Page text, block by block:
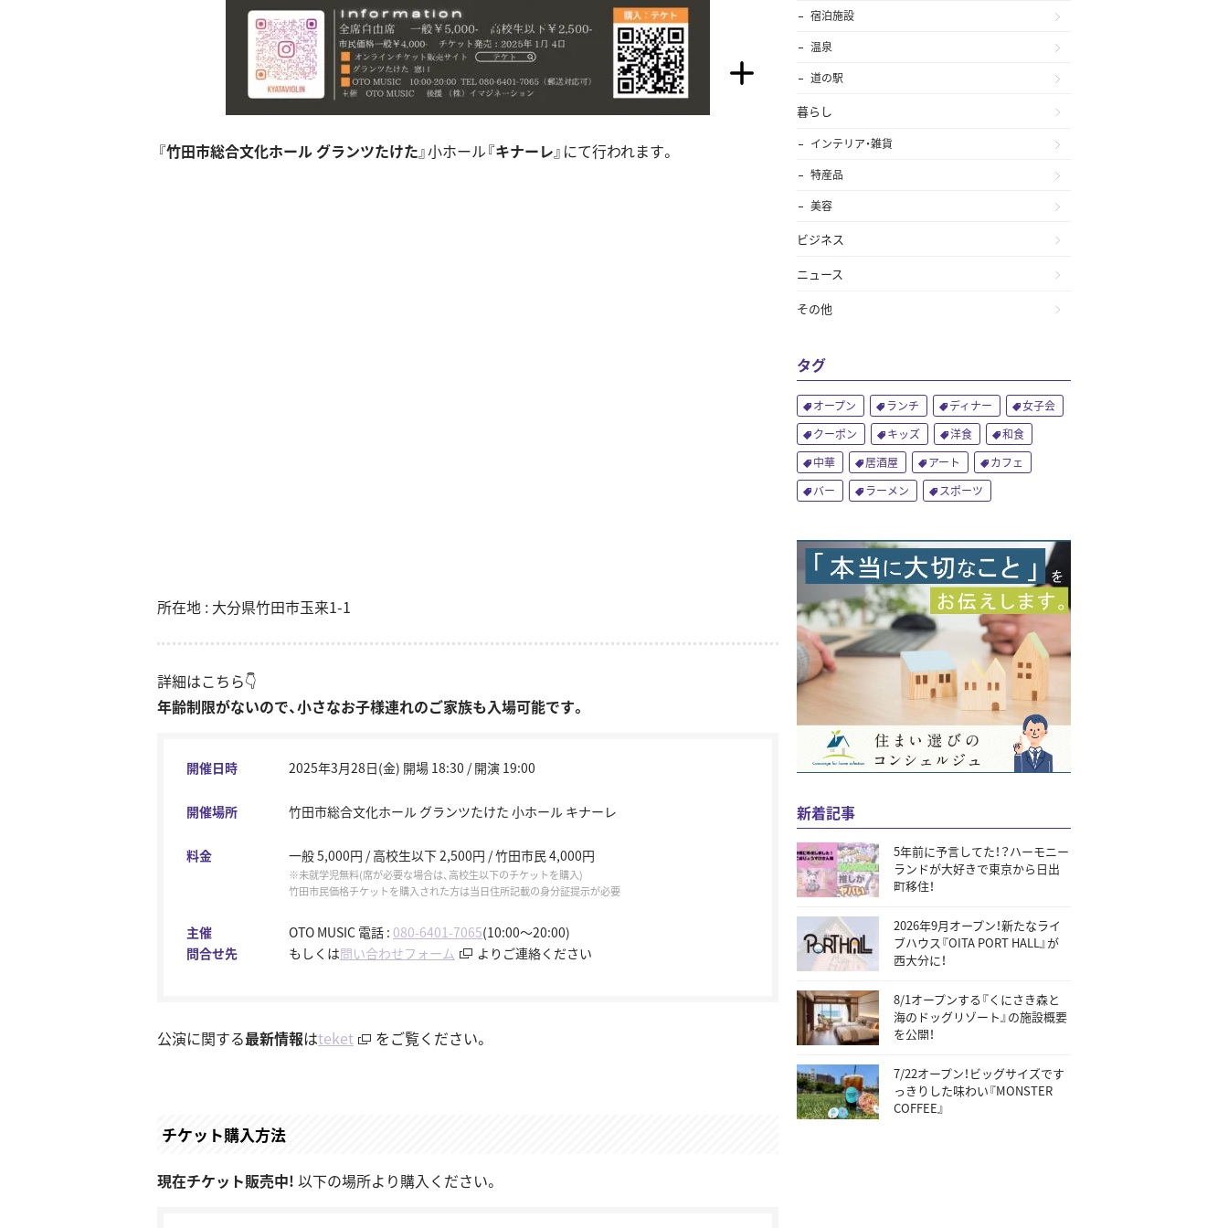
『竹田市総合文化ホール グランツたけた』小ホール『キナーレ』にて行われます。
所在地 : 大分県竹田市玉来1-1
詳細はこちら👇
年齢制限がないので、小さなお子様連れのご家族も入場可能です。
開催日時 2025年3月28日(金) 開場 18:30 / 開演 19:00
開催場所 竹田市総合文化ホール グランツたけた 小ホール キナーレ
料金 一般 5,000円 / 高校生以下 2,500円 / 竹田市民 4,000円
未就学児無料(席が必要な場合は、高校生以下のチケットを購入)
竹田市民価格チケットを購入された方は当日住所記載の身分証提示が必要
主催
問合せ先
OTO MUSIC 電話 : 080-6401-7065(10:00～20:00)
もしくは問い合わせフォーム よりご連絡ください
公演に関する最新情報はteket をご覧ください。
チケット購入方法
現在チケット販売中! 以下の場所より購入ください。
宿泊施設
温泉
道の駅
暮らし
インテリア・雑貨
特産品
美容
ビジネス
ニュース
その他
タグ
オープン ランチ ディナー
女子会
クーポン
キッズ 洋食
和食
中華
居酒屋 アート
カフェ
バー
ラーメン スポーツ
新着記事
5年前に予言してた！？ハーモニー
ランドが大好きで東京から日出
町移住！
2026年9月オープン！新たなライ
ブハウス『OITA PORT HALL』が
西大分に！
8/1オープンする『くにさき森と
海のドッグリゾート』の施設概要
を公開！
7/22オープン！ビッグサイズです
っきりした味わい『MONSTER
COFFEE』